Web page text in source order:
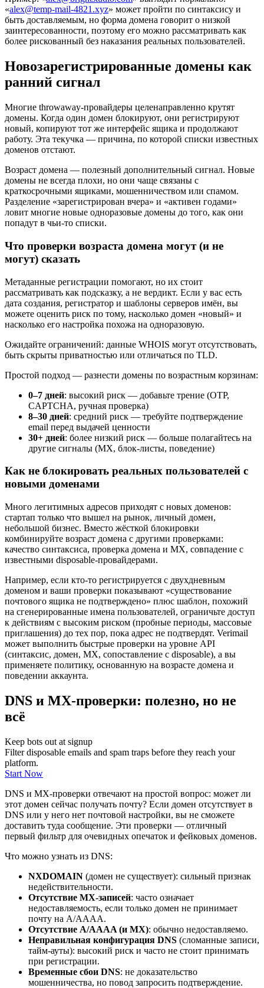
«alex@temp-mail-4821.xyz» может пройти по синтаксису и
быть доставляемым, но форма домена говорит о низкой
заинтересованности, поэтому его можно рассматривать как
более рискованный без наказания реальных пользователей.
Новозарегистрированные домены как
ранний сигнал
Многие throwaway-провайдеры целенаправленно крутят
домены. Когда один домен блокируют, они регистрируют
новый, копируют тот же интерфейс ящика и продолжают
работу. Эта текучка — причина, по которой списки известных
доменов отстают.
Возраст домена — полезный дополнительный сигнал. Новые
домены не всегда плохи, но они чаще связаны с
краткосрочными ящиками, мошенничеством или спамом.
Разделение «зарегистрирован вчера» и «активен годами»
ловит многие новые одноразовые домены до того, как они
попадут в чьи-то списки.
Что проверки возраста домена могут (и не
могут) сказать
Метаданные регистрации помогают, но их стоит
рассматривать как подсказку, а не вердикт. Если у вас есть
дата создания, регистратор и шаблоны серверов имён, вы
можете оценить риск по тому, насколько домен «новый» и
насколько его настройка похожа на одноразовую.
Ожидайте ограничений: данные WHOIS могут отсутствовать,
быть скрыты приватностью или отличаться по TLD.
Простой подход — разнести домены по возрастным корзинам:
0–7 дней: высокий риск — добавьте трение (OTP,
CAPTCHA, ручная проверка)
8–30 дней: средний риск — требуйте подтверждение
email перед выдачей ценности
30+ дней: более низкий риск — больше полагайтесь на
другие сигналы (MX, блок-листы, поведение)
Как не блокировать реальных пользователей с
новыми доменами
Много легитимных адресов приходят с новых доменов:
стартап только что вышел на рынок, личный домен,
небольшой бизнес. Вместо жёсткой блокировки
комбинируйте возраст домена с другими проверками:
качество синтаксиса, проверка домена и MX, совпадение с
известными disposable-провайдерами.
Например, если кто-то регистрируется с двухдневным
доменом и ваши проверки показывают «существование
почтового ящика не подтверждено» плюс шаблон, похожий
на сгенерированные имена пользователей, ограничьте доступ
к действиям с высоким риском (пробные периоды, массовые
приглашения) до тех пор, пока адрес не подтвердят. Verimail
может выполнить быстрые проверки на уровне API
(синтаксис, домен, MX, сопоставление с disposable), а вы
применяете политику, основанную на возрасте домена и
поведении аккаунта.
DNS и MX-проверки: полезно, но не
всё
Keep bots out at signup
Filter disposable emails and spam traps before they reach your
platform.
Start Now
DNS и MX-проверки отвечают на простой вопрос: может ли
этот домен сейчас получать почту? Если домен отсутствует в
DNS или у него нет почтовой настройки, вы не сможете
доставить туда сообщение. Эти проверки — отличный
первый фильтр для очевидных опечаток и фейковых доменов.
Что можно узнать из DNS:
NXDOMAIN (домен не существует): сильный признак
недействительности.
Отсутствие MX-записей: часто означает
недоставляемость, если только домен не принимает
почту на A/AAAA.
Отсутствие A/AAAA (и MX): обычно недоставляемо.
Неправильная конфигурация DNS (сломанные записи,
тайм-ауты): высокий риск и часто не стоит принимать
при регистрации.
Временные сбои DNS: не доказательство
мошенничества, но повод запросить подтверждение.